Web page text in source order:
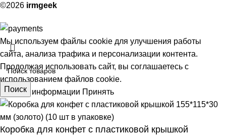
©2026 irmgeek
Поиск
Мы используем файлы cookie для улучшения работы
сайта, анализа трафика и персонализации контента.
Продолжая использовать сайт, вы соглашаетесь с
использованием файлов cookie.
Больше информации Принять
Коробка для конфет с пластиковой крышкой